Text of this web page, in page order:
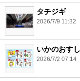
タチジギ
2026/7/9 11:32
いかのおすし
2026/7/2 07:14